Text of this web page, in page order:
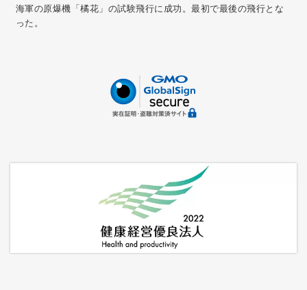
海軍の原爆機「橘花」の試験飛行に成功。最初で最後の飛行とな
った。